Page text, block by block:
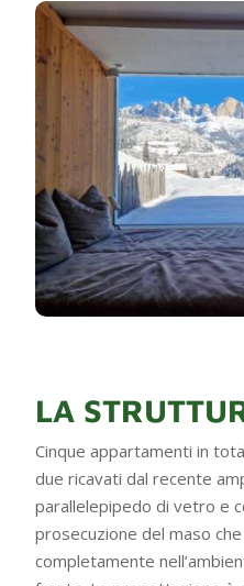
LA
Cinque appartamenti in
due ricavati dal recente
parallelepipedo di vetro e
prosecuzione del maso
completamente